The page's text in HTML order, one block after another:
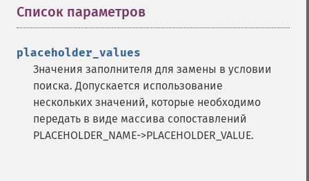
Список параметров
placeholder_values
Значения заполнителя для замены в условии
поиска. Допускается использование
нескольких значений, которые необходимо
передать в виде массива сопоставлений
PLACEHOLDER_NAME->PLACEHOLDER_VALUE.